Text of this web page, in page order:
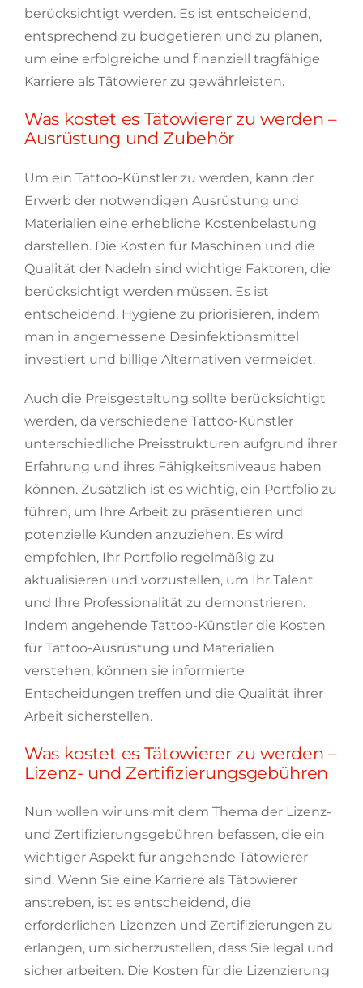
berücksichtigt werden. Es ist entscheidend,
entsprechend zu budgetieren und zu planen,
um eine erfolgreiche und finanziell tragfähige
Karriere als Tätowierer zu gewährleisten.
Was kostet es Tätowierer zu werden –
Ausrüstung und Zubehör
Um ein Tattoo-Künstler zu werden, kann der
Erwerb der notwendigen Ausrüstung und
Materialien eine erhebliche Kostenbelastung
darstellen. Die Kosten für Maschinen und die
Qualität der Nadeln sind wichtige Faktoren, die
berücksichtigt werden müssen. Es ist
entscheidend, Hygiene zu priorisieren, indem
man in angemessene Desinfektionsmittel
investiert und billige Alternativen vermeidet.
Auch die Preisgestaltung sollte berücksichtigt
werden, da verschiedene Tattoo-Künstler
unterschiedliche Preisstrukturen aufgrund ihrer
Erfahrung und ihres Fähigkeitsniveaus haben
können. Zusätzlich ist es wichtig, ein Portfolio zu
führen, um Ihre Arbeit zu präsentieren und
potenzielle Kunden anzuziehen. Es wird
empfohlen, Ihr Portfolio regelmäßig zu
aktualisieren und vorzustellen, um Ihr Talent
und Ihre Professionalität zu demonstrieren.
Indem angehende Tattoo-Künstler die Kosten
für Tattoo-Ausrüstung und Materialien
verstehen, können sie informierte
Entscheidungen treffen und die Qualität ihrer
Arbeit sicherstellen.
Was kostet es Tätowierer zu werden –
Lizenz- und Zertifizierungsgebühren
Nun wollen wir uns mit dem Thema der Lizenz-
und Zertifizierungsgebühren befassen, die ein
wichtiger Aspekt für angehende Tätowierer
sind. Wenn Sie eine Karriere als Tätowierer
anstreben, ist es entscheidend, die
erforderlichen Lizenzen und Zertifizierungen zu
erlangen, um sicherzustellen, dass Sie legal und
sicher arbeiten. Die Kosten für die Lizenzierung